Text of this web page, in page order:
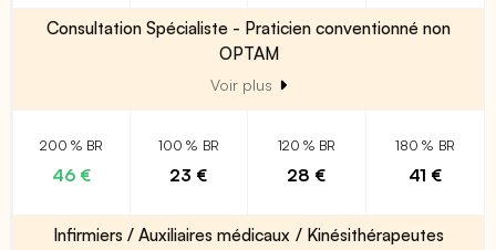
Consultation Spécialiste - Praticien conventionné non
OPTAM
Voir plus
200 % BR
46 €
100 % BR
23 €
120 % BR
28 €
180 % BR
41 €
Infirmiers / Auxiliaires médicaux / Kinésithérapeutes